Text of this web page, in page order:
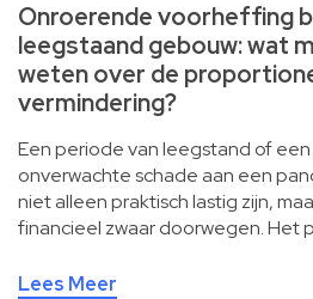
Onroerende voorheffing
leegstaand gebouw: wat
weten over de
vermindering?
Een periode van leegstand of een
onverwachte schade aan een
niet alleen praktisch lastig zijn,
financieel zwaar doorwegen. Het
Lees Meer